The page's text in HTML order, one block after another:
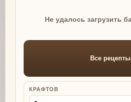
Не удалось загрузить
Все рецепты
КРАФТОВ